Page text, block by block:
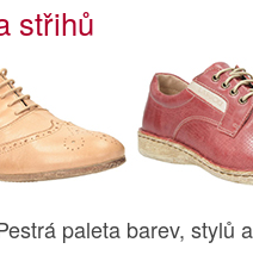
střihů
paleta barev, stylů